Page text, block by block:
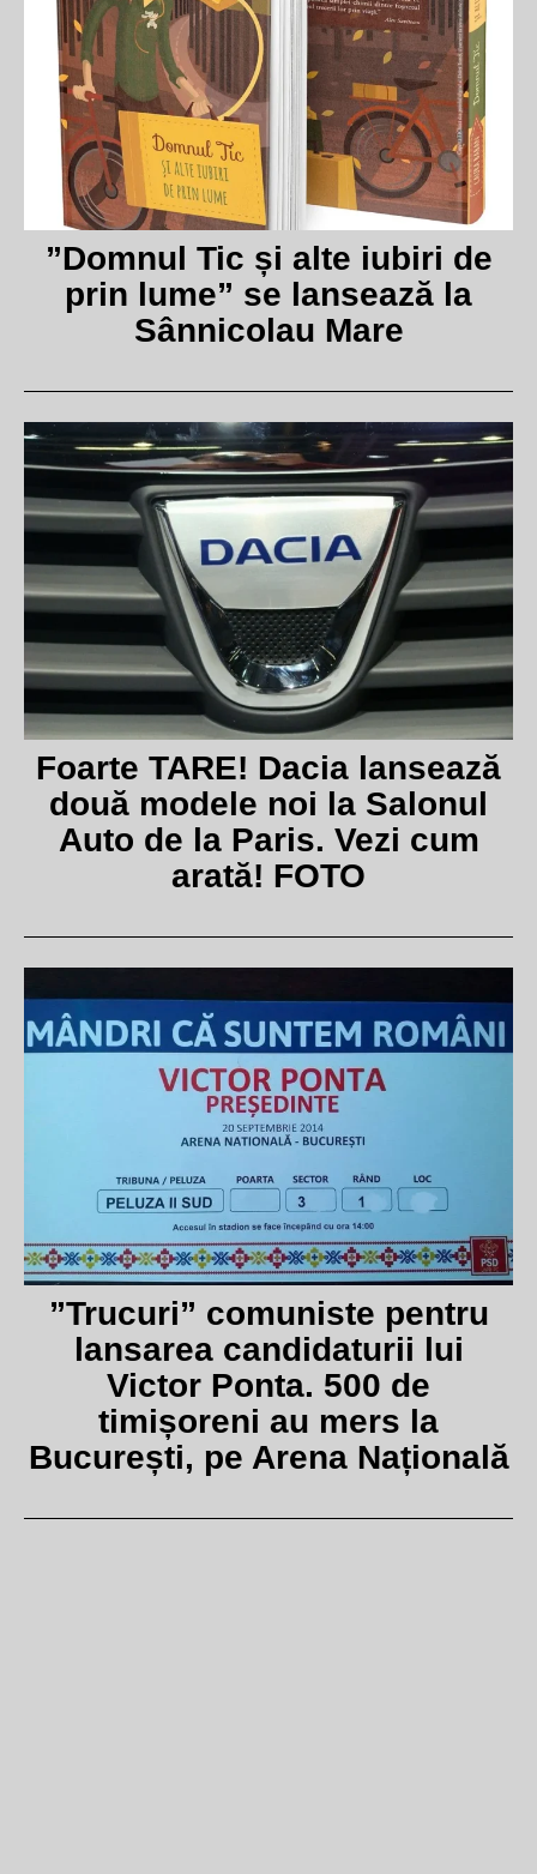
”Domnul Tic și alte iubiri de
prin lume” se lansează la
Sânnicolau Mare
Foarte TARE! Dacia lansează
două modele noi la Salonul
Auto de la Paris. Vezi cum
arată! FOTO
”Trucuri” comuniste pentru
lansarea candidaturii lui
Victor Ponta. 500 de
timișoreni au mers la
București, pe Arena Națională